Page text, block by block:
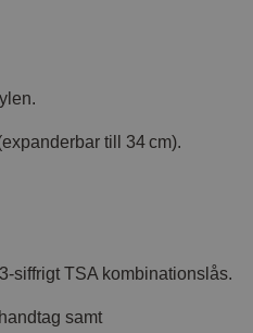
till 34 cm).
siffrigt TSA kombinationslås.
samt